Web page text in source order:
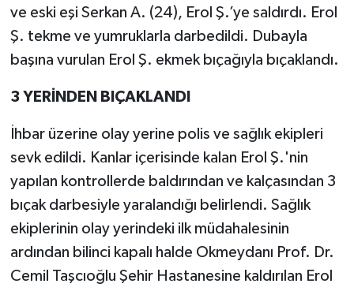
ve eski eşi Serkan A. (24), Erol Ş.’ye saldırdı. Erol
Ş. tekme ve yumruklarla darbedildi. Dubayla
başına vurulan Erol Ş. ekmek bıçağıyla bıçaklandı.
3 YERİNDEN BIÇAKLANDI
İhbar üzerine olay yerine polis ve sağlık ekipleri
sevk edildi. Kanlar içerisinde kalan Erol Ş.'nin
yapılan kontrollerde baldırından ve kalçasından 3
bıçak darbesiyle yaralandığı belirlendi. Sağlık
ekiplerinin olay yerindeki ilk müdahalesinin
ardından bilinci kapalı halde Okmeydanı Prof. Dr.
Cemil Taşcıoğlu Şehir Hastanesine kaldırılan Erol